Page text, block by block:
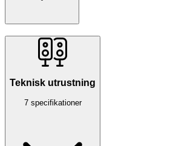
Teknisk utrustning
7 specifikationer